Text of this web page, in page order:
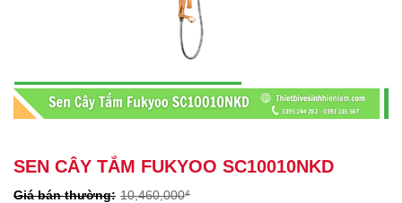
SEN CÂY TẮM FUKYOO SC10010NKD
10,460,000₫